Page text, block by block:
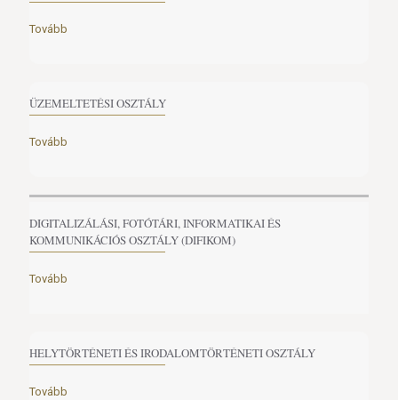
Tovább
ÜZEMELTETÉSI OSZTÁLY
Tovább
DIGITALIZÁLÁSI, FOTÓTÁRI, INFORMATIKAI ÉS
KOMMUNIKÁCIÓS OSZTÁLY (DIFIKOM)
Tovább
HELYTÖRTÉNETI ÉS IRODALOMTÖRTÉNETI OSZTÁLY
Tovább